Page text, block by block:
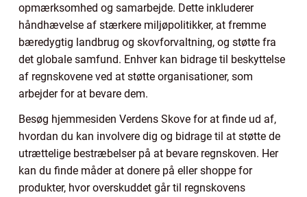
opmærksomhed og samarbejde. Dette inkluderer
håndhævelse af stærkere miljøpolitikker, at fremme
bæredygtig landbrug og skovforvaltning, og støtte fra
det globale samfund. Enhver kan bidrage til beskyttelse
af regnskovene ved at støtte organisationer, som
arbejder for at bevare dem.
Besøg hjemmesiden Verdens Skove for at finde ud af,
hvordan du kan involvere dig og bidrage til at støtte de
utrættelige bestræbelser på at bevare regnskoven. Her
kan du finde måder at donere på eller shoppe for
produkter, hvor overskuddet går til regnskovens